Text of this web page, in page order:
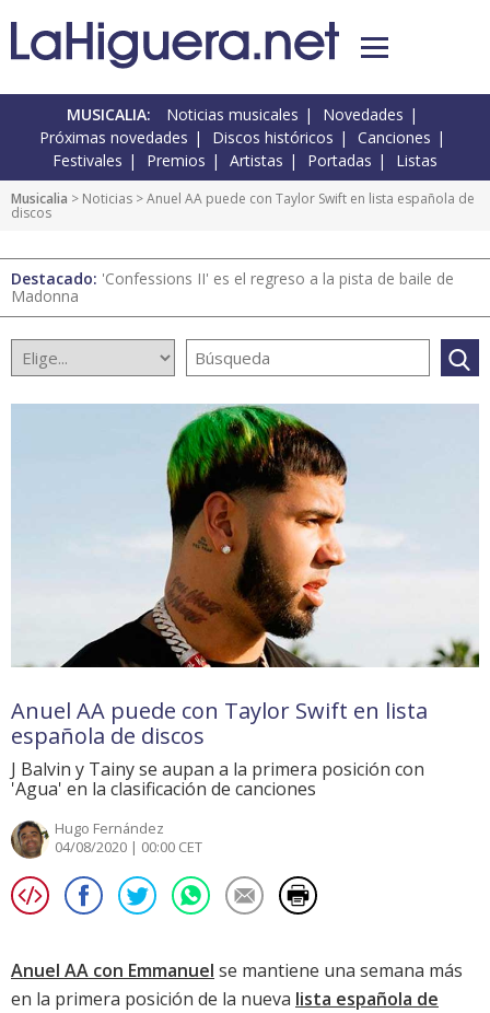
MUSICALIA: Noticias musicales
Novedades
Próximas novedades
Discos históricos
Canciones
Festivales
Premios Artistas Portadas Listas
Musicalia > Noticias > Anuel AA puede con Taylor Swift en lista española de
discos
Destacado: 'Confessions II' es el regreso a la pista de baile de
Madonna
Anuel AA puede con Taylor Swift en lista
española de discos
J Balvin y Tainy se aupan a la primera posición con
'Agua' en la clasificación de canciones
Hugo Fernández
04/08/2020 | 00:00 CET
Anuel AA con Emmanuel se mantiene una semana más
en la primera posición de la nueva lista española de